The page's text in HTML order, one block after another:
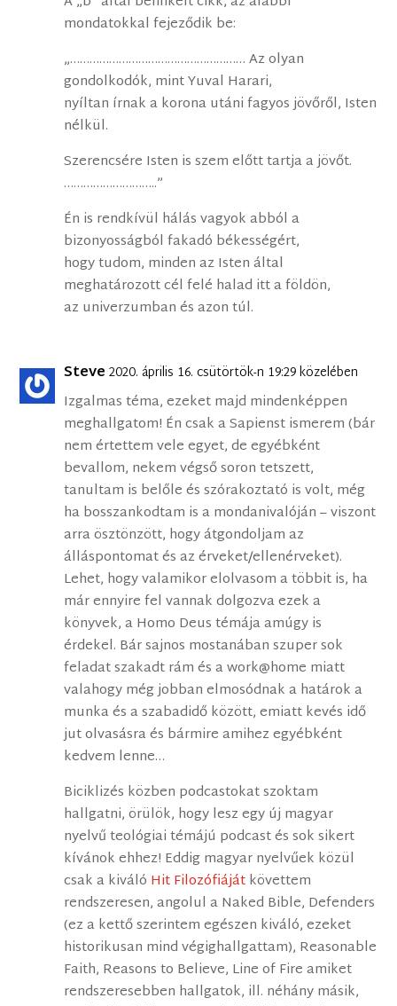
mondatokkal fejeződik be:
„……………………………………………… Az olyan
gondolkodók, mint Yuval Harari,
nyíltan írnak a korona utáni fagyos jövőről, Isten
nélkül.
Szerencsére Isten is szem előtt tartja a jövőt.
………………………..”
Én is rendkívül hálás vagyok abból a
bizonyosságból fakadó békességért,
hogy tudom, minden az Isten által
meghatározott cél felé halad itt a földön,
az univerzumban és azon túl.
Steve 2020. április 16. csütörtök-n 19:29 közelében
Izgalmas téma, ezeket majd mindenképpen
meghallgatom! Én csak a Sapienst ismerem (bár
nem értettem vele egyet, de egyébként
bevallom, nekem végső soron tetszett,
tanultam is belőle és szórakoztató is volt, még
ha bosszankodtam is a mondanivalóján – viszont
arra ösztönzött, hogy átgondoljam az
álláspontomat és az érveket/ellenérveket).
Lehet, hogy valamikor elolvasom a többit is, ha
már ennyire fel vannak dolgozva ezek a
könyvek, a Homo Deus témája amúgy is
érdekel. Bár sajnos mostanában szuper sok
feladat szakadt rám és a work@home miatt
valahogy még jobban elmosódnak a határok a
munka és a szabadidő között, emiatt kevés idő
jut olvasásra és bármire amihez egyébként
kedvem lenne…
Biciklizés közben podcastokat szoktam
hallgatni, örülök, hogy lesz egy új magyar
nyelvű teológiai témájú podcast és sok sikert
kívánok ehhez! Eddig magyar nyelvűek közül
csak a kiváló Hit Filozófiájátkövettem
rendszeresen, angolul a Naked Bible, Defenders
(ez a kettő szerintem egészen kiváló, ezeket
historikusan mind végighallgattam), Reasonable
Faith, Reasons to Believe, Line of Fire amiket
rendszeresebben hallgatok, ill. néhány másik,